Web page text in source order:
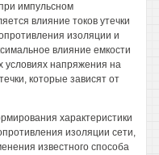
импульсном
влияние токов утечки
изоляции и
влияние емкости
условиях напряжения на
которые зависят от
характеристики
изоляции сети,
известного способа